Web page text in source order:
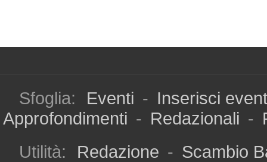
Sfoglia: Eventi - Inserisci
Approfondimenti - Redazionali -
Utilità:
Redazione - Scambio